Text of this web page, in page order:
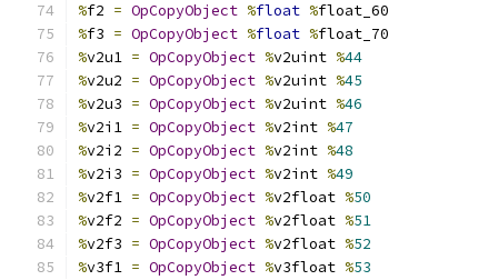
%f2 = OpCopyObject %float %float_60
%f3 = OpCopyObject %float %float_70
%v2u1 = OpCopyObject %v2uint %44
%v2u2 = OpCopyObject %v2uint %45
%v2u3 = OpCopyObject %v2uint %46
%v2i1 = OpCopyObject %v2int %47
%v2i2 = OpCopyObject %v2int %48
%v2i3 = OpCopyObject %v2int %49
%v2f1 = OpCopyObject %v2float %50
%v2f2 = OpCopyObject %v2float %51
%v2f3 = OpCopyObject %v2float %52
%v3f1 = OpCopyObject %v3float %53